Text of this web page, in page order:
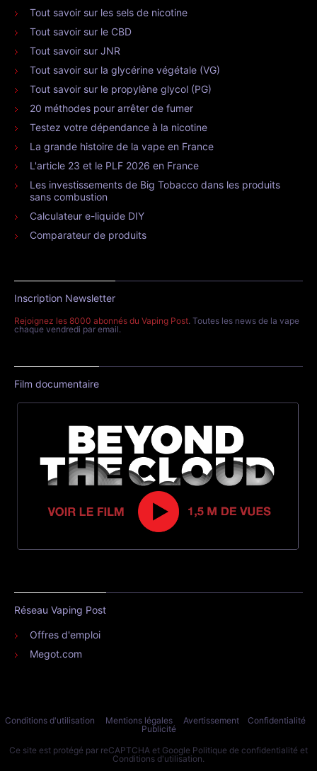
Tout savoir sur les sels de nicotine
Tout savoir sur le CBD
Tout savoir sur JNR
Tout savoir sur la glycérine végétale (VG)
Tout savoir sur le propylène glycol (PG)
20 méthodes pour arrêter de fumer
Testez votre dépendance à la nicotine
La grande histoire de la vape en France
L'article 23 et le PLF 2026 en France
Les investissements de Big Tobacco dans les produits
sans combustion
Calculateur e-liquide DIY
Comparateur de produits
Inscription Newsletter
Rejoignez les 8000 abonnés du Vaping Post. Toutes les news de la vape
chaque vendredi par email.
Film documentaire
Réseau Vaping Post
Offres d'emploi
Megot.com
Conditions d'utilisation Mentions légales Avertissement
Confidentialité
Publicité
Ce site est protégé par reCAPTCHA et Google Politique de confidentialité et
Conditions d'utilisation.